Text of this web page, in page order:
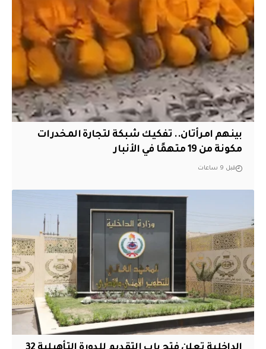
بينهم امرأتان.. تفكيك شبكة لتجارة المخدرات
مكونة من 19 متهمًا في الأنبار
قبل 9 ساعات